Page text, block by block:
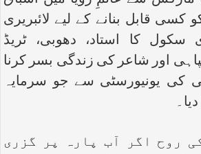
کسی قابل بنانے کے لیے لائبریری
سکول کا استاد، دھوبی، ٹریڈ
اور شاعر کی زندگی بسر کرنا
کی یونیورسٹی سے جو سرمایہ
روح اگر آب پارہ پر گزری